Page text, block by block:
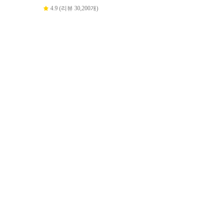
4.9 (리뷰 30,200개)